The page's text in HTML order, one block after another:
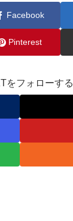
Facebook
Pinterest
をフォローする